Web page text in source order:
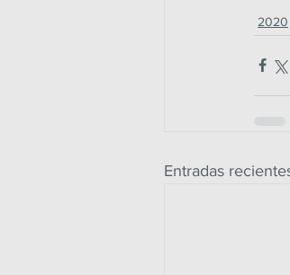
2020
Entradas